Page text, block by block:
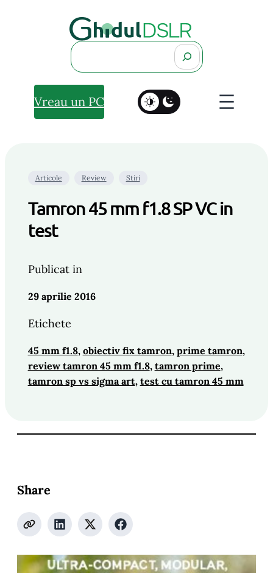
Search
Vreau un PC
Articole Review Stiri
Tamron 45 mm f1.8 SP VC in
test
Publicat in
29 aprilie 2016
Etichete
45 mm f1.8, obiectiv fix tamron, prime tamron ,
review tamron 45 mm f1.8, tamron prime ,
tamron sp vs sigma art, test cu tamron 45 mm
Share